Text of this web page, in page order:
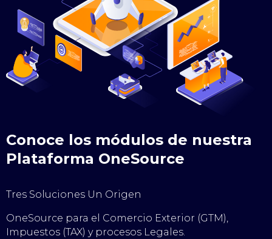
Conoce los módulos de nuestra
Plataforma OneSource
Tres Soluciones Un Origen
OneSource para el Comercio Exterior (GTM),
Impuestos (TAX) y procesos Legales.